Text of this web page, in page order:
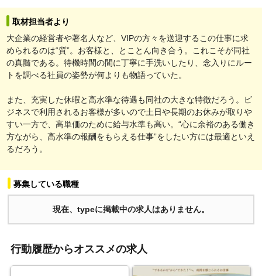
取材担当者より
大企業の経営者や著名人など、VIPの方々を送迎するこの仕事に求
められるのは“質”。お客様と、とことん向き合う。これこそが同社
の真髄である。待機時間の間に丁寧に手洗いしたり、念入りにルー
トを調べる社員の姿勢が何よりも物語っていた。
また、充実した休暇と高水準な待遇も同社の大きな特徴だろう。ビ
ジネスで利用されるお客様が多いので土日や長期のお休みが取りや
すい一方で、高単価のために給与水準も高い。“心に余裕のある働き
方ながら、高水準の報酬をもらえる仕事”をしたい方には最適といえ
るだろう。
募集している職種
現在、typeに掲載中の求人はありません。
行動履歴からオススメの求人